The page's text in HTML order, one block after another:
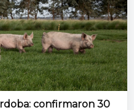
confirmaron 30